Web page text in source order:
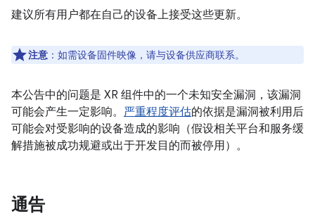
建议所有用户都在自己的设备上接受这些更新。
注意 ：如需设备固件映像，请与设备供应商联系。
本公告中的问题是 XR 组件中的一个未知安全漏洞，该漏洞
可能会产生一定影响。 严重程度评估的依据是漏洞被利用后
可能会对受影响的设备造成的影响（假设相关平台和服务缓
解措施被成功规避或出于开发目的而被停用）。
通告